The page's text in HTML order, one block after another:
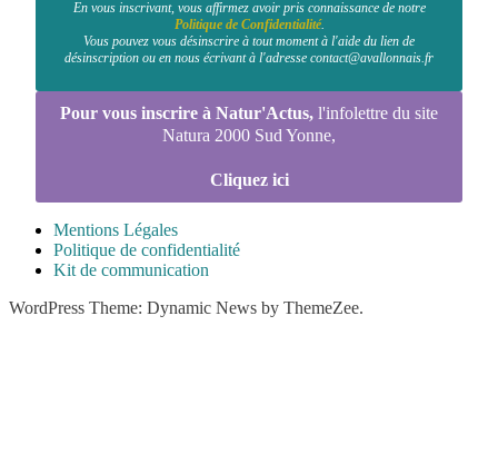
En vous inscrivant, vous affirmez avoir pris connaissance de notre
Politique de Confidentialité.
Vous pouvez vous désinscrire à tout moment à l'aide du lien de
désinscription ou en nous écrivant à l'adresse contact@avallonnais.fr
Pour vous inscrire à Natur'Actus, l'infolettre du site
Natura 2000 Sud Yonne,
Cliquez ici
Mentions Légales
Politique de confidentialité
Kit de communication
WordPress Theme: Dynamic News by ThemeZee.